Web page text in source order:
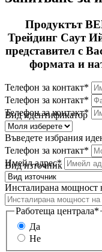
Продуктът
Трейдинг Саут
представител с
формата и
Телефон за контакт*
Телефон за контакт*
Телефон за контакт*
Вид идентификатор
Въведете избрания
Телефон за контакт*
Имейл адрес*
Вид източник
Инсталирана мощност
Работеща централа*
Да
Не